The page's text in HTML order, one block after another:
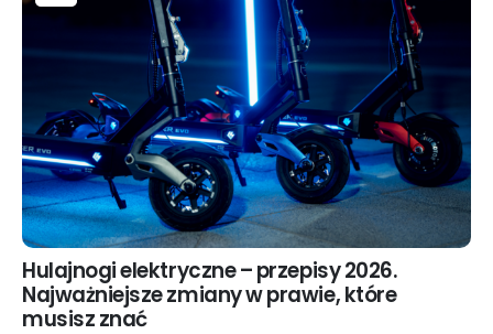
Hulajnogi elektryczne – przepisy 2026.
Najważniejsze zmiany w prawie, które
musisz znać